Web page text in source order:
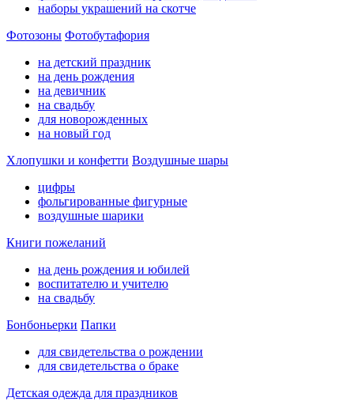
наборы украшений на скотче
Фотозоны Фотобутафория
на детский праздник
на день рождения
на девичник
на свадьбу
для новорожденных
на новый год
Хлопушки и конфетти Воздушные шары
цифры
фольгированные фигурные
воздушные шарики
Книги пожеланий
на день рождения и юбилей
воспитателю и учителю
на свадьбу
Бонбоньерки Папки
для свидетельства о рождении
для свидетельства о браке
Детская одежда для праздников